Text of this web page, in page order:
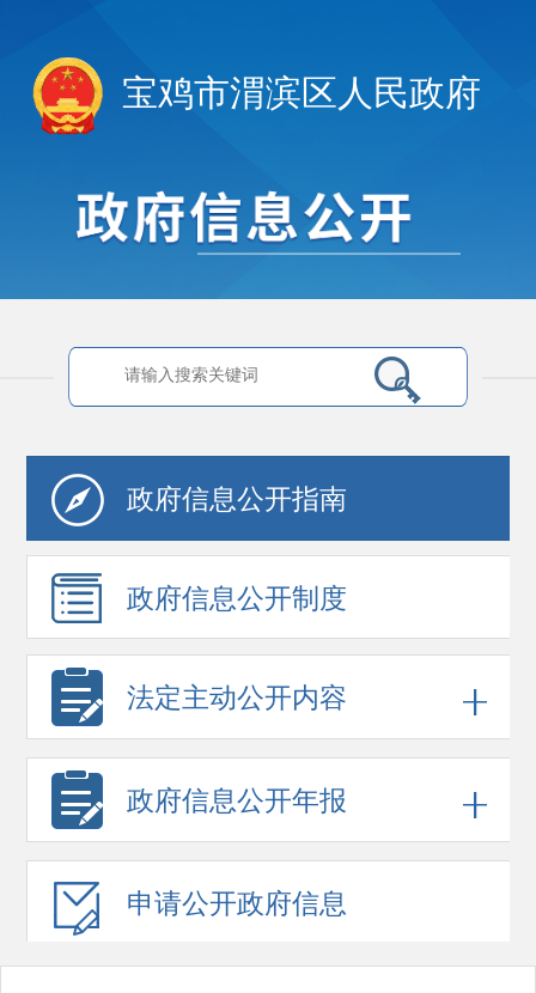
宝鸡市渭滨区人民政府
政府信息公开指南
政府信息公开制度
法定主动公开内容
政府信息公开年报
申请公开政府信息